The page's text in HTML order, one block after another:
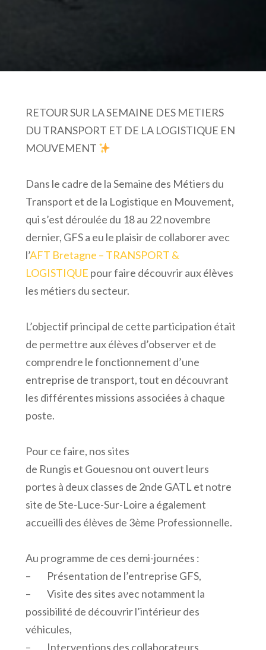
RETOUR SUR LA SEMAINE DES METIERS
DU TRANSPORT ET DE LA LOGISTIQUE EN
MOUVEMENT
Dans le cadre de la Semaine des Métiers du
Transport et de la Logistique en Mouvement,
qui s’est déroulée du 18 au 22 novembre
dernier, GFS a eu le plaisir de collaborer avec
l’AFT Bretagne – TRANSPORT &
LOGISTIQUE pour faire découvrir aux élèves
les métiers du secteur.
L’objectif principal de cette participation était
de permettre aux élèves d’observer et de
comprendre le fonctionnement d’une
entreprise de transport, tout en découvrant
les différentes missions associées à chaque
poste.
Pour ce faire, nos sites
de Rungis et Gouesnou ont ouvert leurs
portes à deux classes de 2nde GATL et notre
site de Ste-Luce-Sur-Loire a également
accueilli des élèves de 3ème Professionnelle.
Au programme de ces demi-journées :
– Présentation de l’entreprise GFS,
– Visite des sites avec notamment la
possibilité de découvrir l’intérieur des
véhicules,
– Interventions des collaborateurs